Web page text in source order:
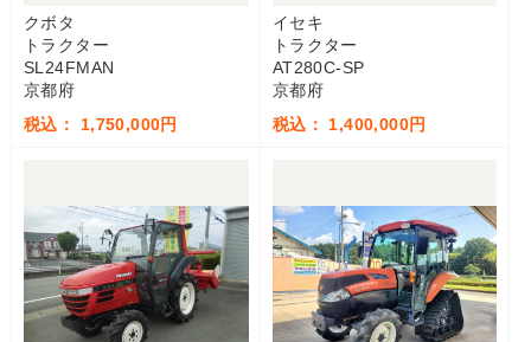
クボタ
トラクター
SL24FMAN
京都府
税込： 1,750,000円
イセキ
トラクター
AT280C-SP
京都府
税込： 1,400,000円